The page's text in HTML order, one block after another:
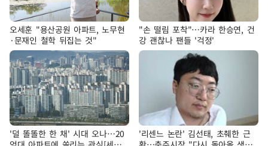
오세훈 "용산공원 아파트, 노무현
·문재인 철학 뒤집는 것"
"손 떨림 포착"…카라 한승연, 건
강 괜찮나 팬들 '걱정'
'덜 똘똘한 한 채' 시대 오나…20
'리센느 논란' 김선태, 초췌한 근